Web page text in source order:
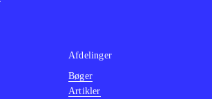
Afdelinger
Bøger
Artikler